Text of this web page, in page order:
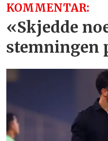
KOMMENTAR:
«Skjedde
stemningen